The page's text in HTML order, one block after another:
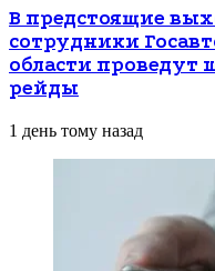
В предстоящие
сотрудники
области
рейды
1 день тому назад